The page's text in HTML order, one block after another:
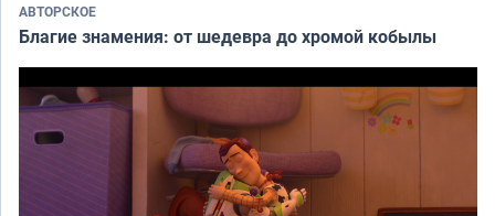
АВТОРСКОЕ
Благие знамения: от шедевра до хромой кобылы